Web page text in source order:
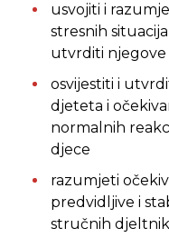
usvojiti i
stresnih
utvrditi
osvijestiti i
djeteta i
normalnih
djece
razumjeti
predvidljive i
stručnih